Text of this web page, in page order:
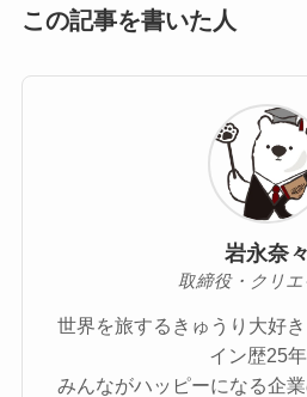
この記事を書いた人
岩永奈々
取締役・クリ
世界を旅するきゅうり大好
イン歴25年
みんながハッピーになる企